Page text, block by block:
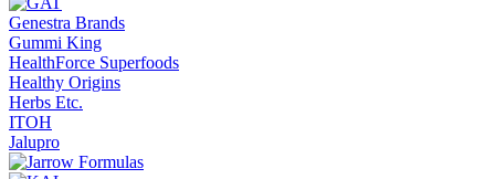
Genestra Brands
Gummi King
HealthForce Superfoods
Healthy Origins
Herbs Etc.
ITOH
Jalupro